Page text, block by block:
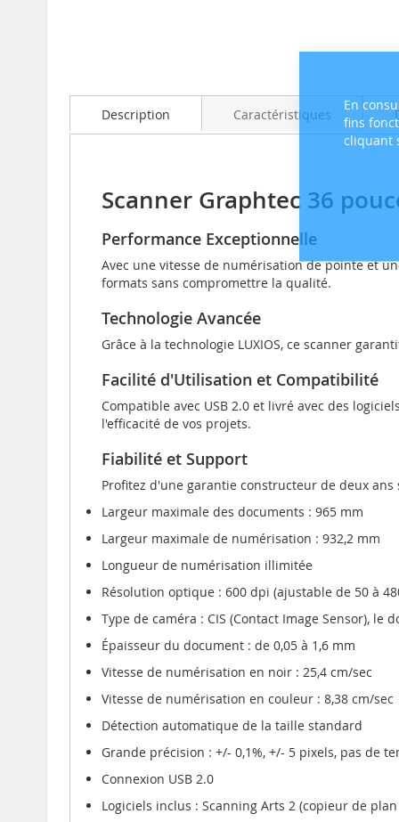
En
fins
cliquant
beginningDescription
Scanner Graphtec 36
Performance Exceptionnelle
Avec une vitesse de numérisation de pointe et
formats sans compromettre la qualité.
Technologie Avancée
Grâce à la technologie LUXIOS, ce scanner
Facilité d'Utilisation et Compatibilité
Compatible avec USB 2.0 et livré avec des
l'efficacité de vos projets.
Fiabilité et Support
Profitez d'une garantie constructeur de deux
Largeur maximale des documents : 965 mm
Largeur maximale de numérisation : 932,2 mm
Longueur de numérisation illimitée
Résolution optique : 600 dpi (ajustable de 50 à
Type de caméra : CIS (Contact Image Sensor),
Épaisseur du document : de 0,05 à 1,6 mm
Vitesse de numérisation en noir : 25,4 cm/sec
Vitesse de numérisation en couleur : 8,38 cm/sec
Détection automatique de la taille standard
Grande précision : +/- 0,1%, +/- 5 pixels, pas de
Connexion USB 2.0
Logiciels inclus : Scanning Arts 2 (copieur de
Caractéristiques